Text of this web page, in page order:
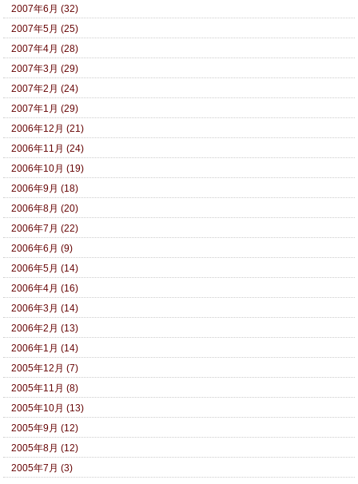
2007年6月 (32)
2007年5月 (25)
2007年4月 (28)
2007年3月 (29)
2007年2月 (24)
2007年1月 (29)
2006年12月 (21)
2006年11月 (24)
2006年10月 (19)
2006年9月 (18)
2006年8月 (20)
2006年7月 (22)
2006年6月 (9)
2006年5月 (14)
2006年4月 (16)
2006年3月 (14)
2006年2月 (13)
2006年1月 (14)
2005年12月 (7)
2005年11月 (8)
2005年10月 (13)
2005年9月 (12)
2005年8月 (12)
2005年7月 (3)